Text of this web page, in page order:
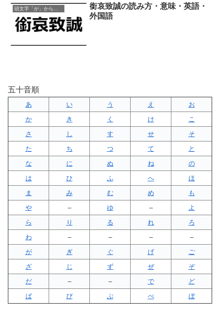
銜哀致誠の読み方・意味・英語・
外国語
五十音順
あ い う え
お
か
き く け
こ
さ
し す せ
そ
た
ち つ て
と
な
に ぬ ね
の
は
ひ ふ へ
ほ
ま
み む め
も
や
– ゆ –
よ
ら
り る れ
ろ
わ
– – –
–
が
ぎ ぐ げ
ご
ざ
じ ず ぜ
ぞ
だ
– – で
ど
ば
び ぶ べ ぼ